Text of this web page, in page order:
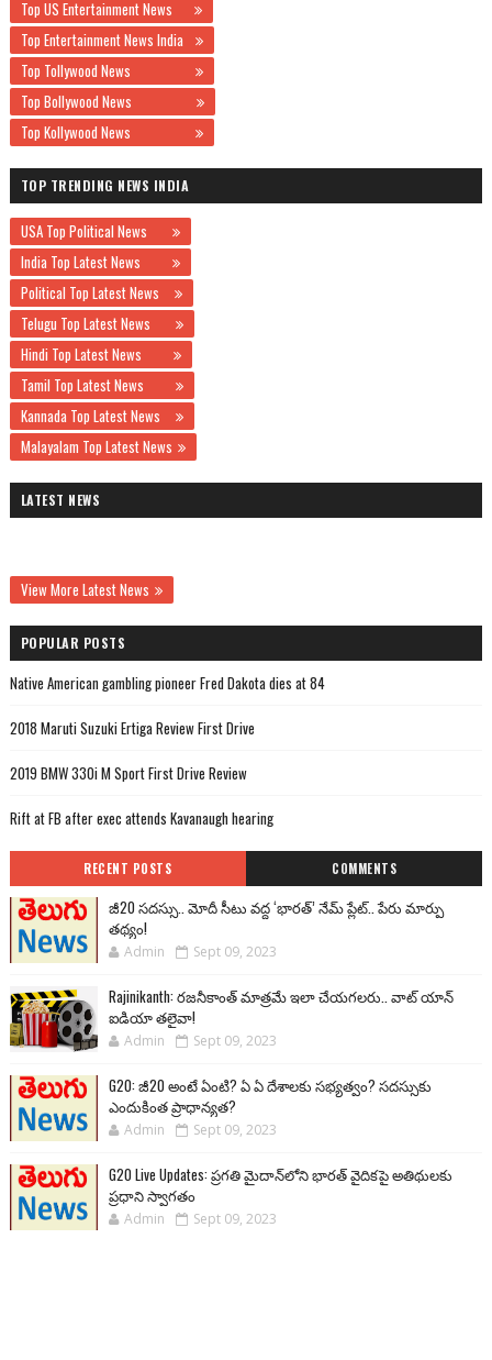
Top US Entertainment News
Top Entertainment News India
Top Tollywood News
Top Bollywood News
Top Kollywood News
TOP TRENDING NEWS INDIA
USA Top Political News
India Top Latest News
Political Top Latest News
Telugu Top Latest News
Hindi Top Latest News
Tamil Top Latest News
Kannada Top Latest News
Malayalam Top Latest News
LATEST NEWS
View More Latest News
POPULAR POSTS
Native American gambling pioneer Fred Dakota dies at 84
2018 Maruti Suzuki Ertiga Review First Drive
2019 BMW 330i M Sport First Drive Review
Rift at FB after exec attends Kavanaugh hearing
RECENT POSTS COMMENTS
జీ20 సదస్సు.. మోదీ సీటు వద్ద ‘భారత్’ నేమ్ ప్లేట్‌.. పేరు మార్పు
తథ్యం!
Admin Sept 09, 2023
Rajinikanth: రజనీకాంత్ మాత్రమే ఇలా చేయగలరు.. వాట్ యాన్
ఐడియా తలైవా!
Admin Sept 09, 2023
G20: జీ20 అంటే ఏంటి? ఏ ఏ దేశాలకు సభ్యత్వం? సదస్సుకు
ఎందుకింత ప్రాధాన్యత?
Admin Sept 09, 2023
G20 Live Updates: ప్రగతి మైదాన్‌లోని భారత్ వైదికపై అతిథులకు
ప్రధాని స్వాగతం
Admin Sept 09, 2023